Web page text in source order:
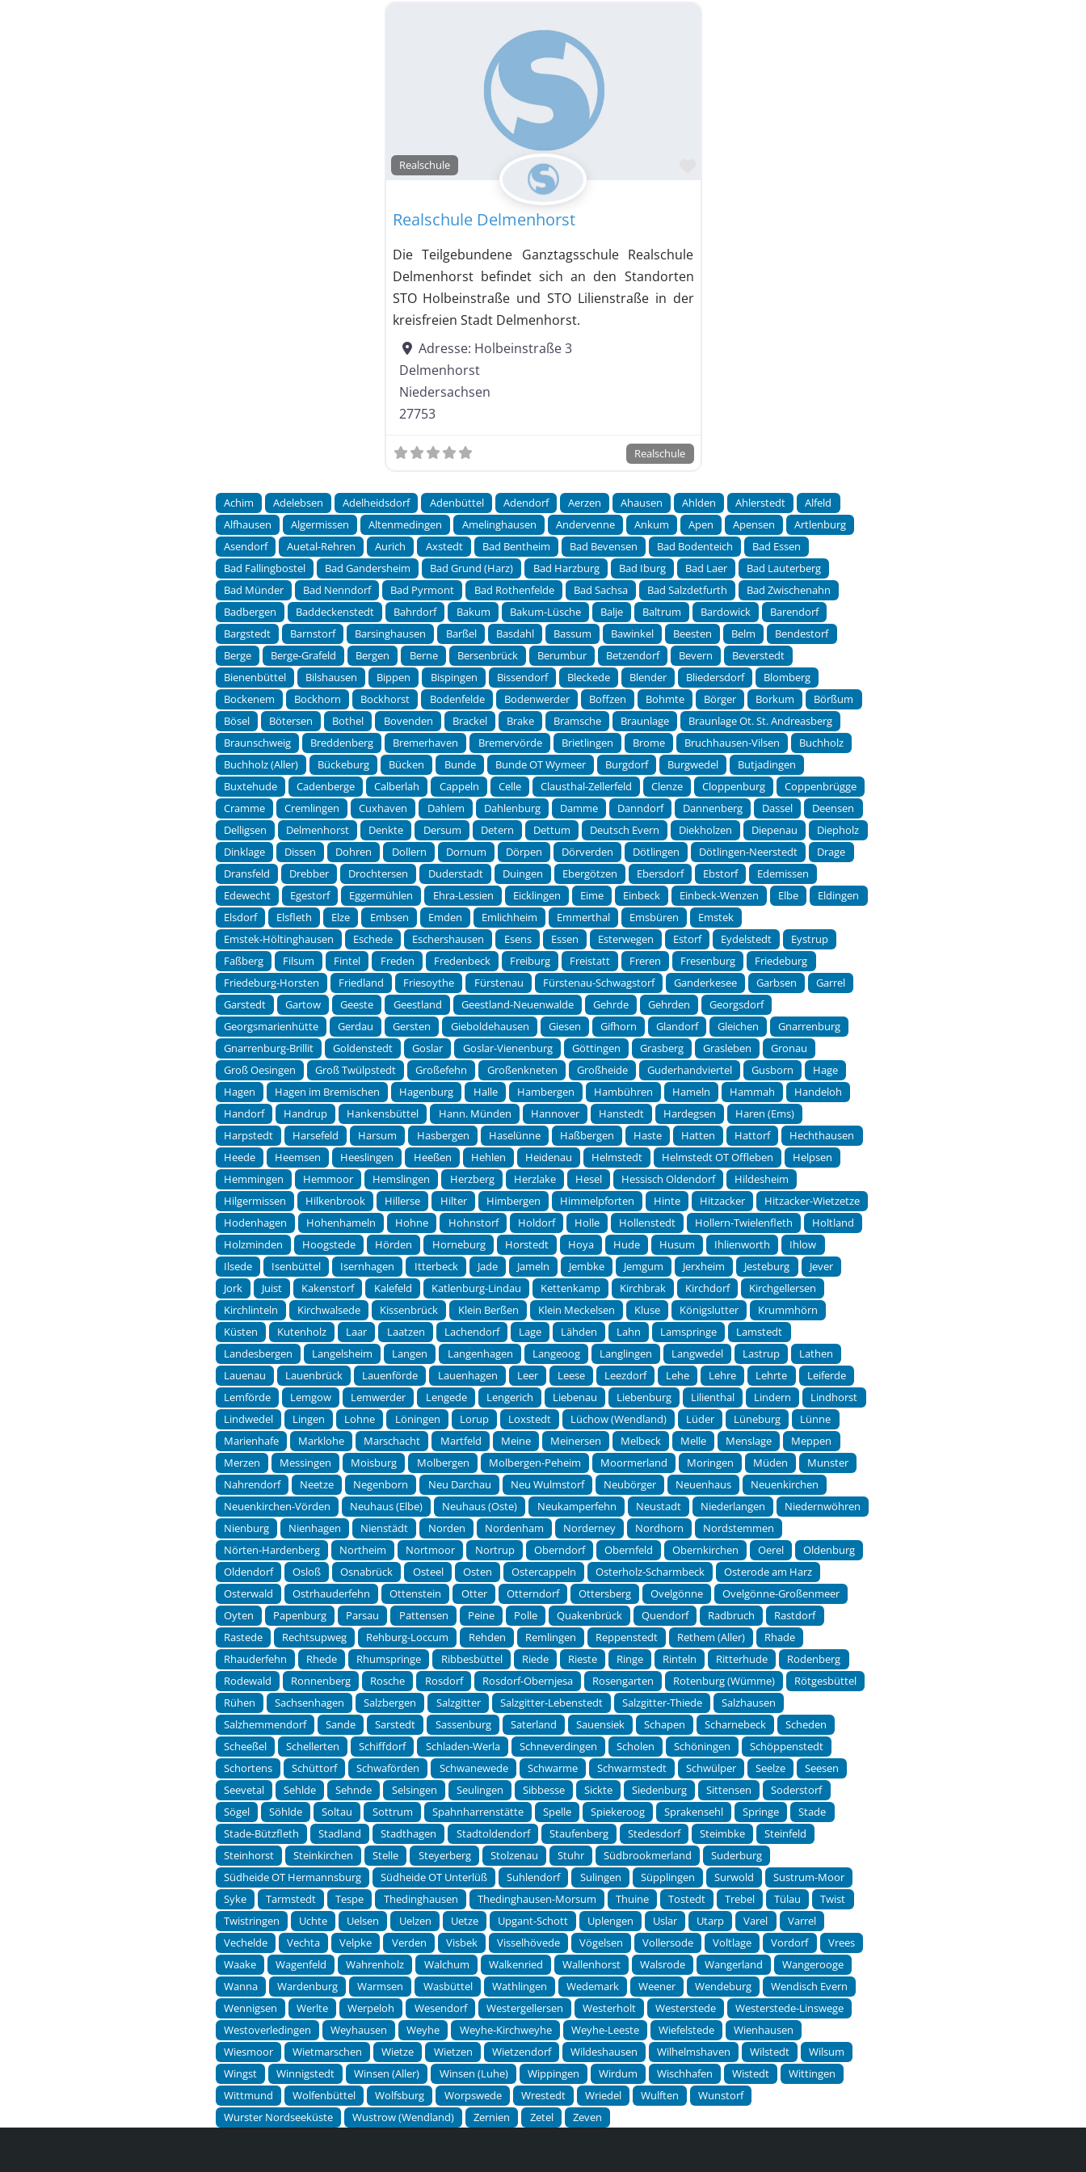
Realschule
Realschule Delmenhorst
Die Teilgebundene Ganztagsschule Realschule
Delmenhorst befindet sich an den Standorten
STO Holbeinstraße und STO Lilienstraße in der
kreisfreien Stadt Delmenhorst.
Adresse: Holbeinstraße 3
Delmenhorst
Niedersachsen
27753
Realschule
Achim Adelebsen Adelheidsdorf Adenbüttel Adendorf Aerzen Ahausen Ahlden Ahlerstedt
Alfeld
Alfhausen
Algermissen Altenmedingen Amelinghausen Andervenne Ankum Apen Apensen
Artlenburg
Asendorf
Auetal-Rehren Aurich Axstedt Bad Bentheim Bad Bevensen Bad Bodenteich
Bad Essen
Bad Fallingbostel
Bad Gandersheim Bad Grund (Harz) Bad Harzburg Bad Iburg Bad Laer
Bad Lauterberg
Bad Münder
Bad Nenndorf Bad Pyrmont Bad Rothenfelde Bad Sachsa Bad Salzdetfurth
Bad Zwischenahn
Badbergen
Baddeckenstedt Bahrdorf Bakum Bakum-Lüsche Balje Baltrum Bardowick
Barendorf
Bargstedt
Barnstorf Barsinghausen Barßel Basdahl Bassum Bawinkel Beesten Belm
Bendestorf
Berge
Berge-Grafeld Bergen Berne Bersenbrück Berumbur Betzendorf Bevern
Beverstedt
Bienenbüttel
Bilshausen Bippen Bispingen Bissendorf Bleckede Blender Bliedersdorf
Blomberg
Bockenem
Bockhorn Bockhorst Bodenfelde Bodenwerder Boffzen Bohmte Börger Borkum
Börßum
Bösel
Bötersen Bothel Bovenden Brackel Brake Bramsche Braunlage
Braunlage Ot. St. Andreasberg
Braunschweig
Breddenberg Bremerhaven Bremervörde Brietlingen Brome Bruchhausen-Vilsen
Buchholz
Buchholz (Aller)
Bückeburg Bücken Bunde Bunde OT Wymeer Burgdorf Burgwedel
Butjadingen
Buxtehude
Cadenberge Calberlah Cappeln Celle Clausthal-Zellerfeld Clenze Cloppenburg
Coppenbrügge
Cramme
Cremlingen Cuxhaven Dahlem Dahlenburg Damme Danndorf Dannenberg Dassel
Deensen
Delligsen
Delmenhorst Denkte Dersum Detern Dettum Deutsch Evern Diekholzen Diepenau
Diepholz
Dinklage
Dissen Dohren Dollern Dornum Dörpen Dörverden Dötlingen Dötlingen-Neerstedt
Drage
Dransfeld
Drebber Drochtersen Duderstadt Duingen Ebergötzen Ebersdorf Ebstorf
Edemissen
Edewecht
Egestorf Eggermühlen Ehra-Lessien Eicklingen Eime Einbeck Einbeck-Wenzen Elbe
Eldingen
Elsdorf
Elsfleth Elze Embsen Emden Emlichheim Emmerthal Emsbüren
Emstek
Emstek-Höltinghausen
Eschede Eschershausen Esens Essen Esterwegen Estorf Eydelstedt
Eystrup
Faßberg
Filsum Fintel Freden Fredenbeck Freiburg Freistatt Freren Fresenburg
Friedeburg
Friedeburg-Horsten
Friedland Friesoythe Fürstenau Fürstenau-Schwagstorf Ganderkesee Garbsen
Garrel
Garstedt
Gartow Geeste Geestland Geestland-Neuenwalde Gehrde Gehrden
Georgsdorf
Georgsmarienhütte
Gerdau Gersten Gieboldehausen Giesen Gifhorn Glandorf Gleichen
Gnarrenburg
Gnarrenburg-Brillit
Goldenstedt Goslar Goslar-Vienenburg Göttingen Grasberg Grasleben
Gronau
Groß Oesingen
Groß Twülpstedt Großefehn Großenkneten Großheide Guderhandviertel Gusborn
Hage
Hagen
Hagen im Bremischen Hagenburg Halle Hambergen Hambühren Hameln Hammah
Handeloh
Handorf
Handrup Hankensbüttel Hann. Münden Hannover Hanstedt Hardegsen
Haren (Ems)
Harpstedt
Harsefeld Harsum Hasbergen Haselünne Haßbergen Haste Hatten Hattorf
Hechthausen
Heede
Heemsen Heeslingen Heeßen Hehlen Heidenau Helmstedt Helmstedt OT Offleben
Helpsen
Hemmingen
Hemmoor Hemslingen Herzberg Herzlake Hesel Hessisch Oldendorf
Hildesheim
Hilgermissen
Hilkenbrook Hillerse Hilter Himbergen Himmelpforten Hinte Hitzacker
Hitzacker-Wietzetze
Hodenhagen
Hohenhameln Hohne Hohnstorf Holdorf Holle Hollenstedt Hollern-Twielenfleth
Holtland
Holzminden
Hoogstede Hörden Horneburg Horstedt Hoya Hude Husum Ihlienworth
Ihlow
Ilsede
Isenbüttel Isernhagen Itterbeck Jade Jameln Jembke Jemgum Jerxheim Jesteburg
Jever
Jork
Juist Kakenstorf Kalefeld Katlenburg-Lindau Kettenkamp Kirchbrak Kirchdorf
Kirchgellersen
Kirchlinteln
Kirchwalsede Kissenbrück Klein Berßen Klein Meckelsen Kluse Königslutter
Krummhörn
Küsten
Kutenholz Laar Laatzen Lachendorf Lage Lähden Lahn Lamspringe
Lamstedt
Landesbergen
Langelsheim Langen Langenhagen Langeoog Langlingen Langwedel Lastrup
Lathen
Lauenau
Lauenbrück Lauenförde Lauenhagen Leer Leese Leezdorf Lehe Lehre Lehrte
Leiferde
Lemförde
Lemgow Lemwerder Lengede Lengerich Liebenau Liebenburg Lilienthal Lindern
Lindhorst
Lindwedel
Lingen Lohne Löningen Lorup Loxstedt Lüchow (Wendland) Lüder Lüneburg
Lünne
Marienhafe
Marklohe Marschacht Martfeld Meine Meinersen Melbeck Melle Menslage
Meppen
Merzen
Messingen Moisburg Molbergen Molbergen-Peheim Moormerland Moringen Müden
Munster
Nahrendorf
Neetze Negenborn Neu Darchau Neu Wulmstorf Neubörger Neuenhaus
Neuenkirchen
Neuenkirchen-Vörden
Neuhaus (Elbe) Neuhaus (Oste) Neukamperfehn Neustadt Niederlangen
Niedernwöhren
Nienburg
Nienhagen Nienstädt Norden Nordenham Norderney Nordhorn
Nordstemmen
Nörten-Hardenberg
Northeim Nortmoor Nortrup Oberndorf Obernfeld Obernkirchen Oerel
Oldenburg
Oldendorf
Osloß Osnabrück Osteel Osten Ostercappeln Osterholz-Scharmbeck
Osterode am Harz
Osterwald
Ostrhauderfehn Ottenstein Otter Otterndorf Ottersberg Ovelgönne
Ovelgönne-Großenmeer
Oyten
Papenburg Parsau Pattensen Peine Polle Quakenbrück Quendorf Radbruch
Rastdorf
Rastede
Rechtsupweg Rehburg-Loccum Rehden Remlingen Reppenstedt Rethem (Aller)
Rhade
Rhauderfehn
Rhede Rhumspringe Ribbesbüttel Riede Rieste Ringe Rinteln Ritterhude
Rodenberg
Rodewald
Ronnenberg Rosche Rosdorf Rosdorf-Obernjesa Rosengarten Rotenburg (Wümme)
Rötgesbüttel
Rühen
Sachsenhagen Salzbergen Salzgitter Salzgitter-Lebenstedt Salzgitter-Thiede
Salzhausen
Salzhemmendorf
Sande Sarstedt Sassenburg Saterland Sauensiek Schapen Scharnebeck
Scheden
Scheeßel
Schellerten Schiffdorf Schladen-Werla Schneverdingen Scholen Schöningen
Schöppenstedt
Schortens
Schüttorf Schwaförden Schwanewede Schwarme Schwarmstedt Schwülper Seelze
Seesen
Seevetal
Sehlde Sehnde Selsingen Seulingen Sibbesse Sickte Siedenburg Sittensen
Soderstorf
Sögel
Söhlde Soltau Sottrum Spahnharrenstätte Spelle Spiekeroog Sprakensehl Springe
Stade
Stade-Bützfleth
Stadland Stadthagen Stadtoldendorf Staufenberg Stedesdorf Steimbke
Steinfeld
Steinhorst
Steinkirchen Stelle Steyerberg Stolzenau Stuhr Südbrookmerland
Suderburg
Südheide OT Hermannsburg
Südheide OT Unterlüß Suhlendorf Sulingen Süpplingen Surwold
Sustrum-Moor
Syke
Tarmstedt Tespe Thedinghausen Thedinghausen-Morsum Thuine Tostedt Trebel Tülau
Twist
Twistringen
Uchte Uelsen Uelzen Uetze Upgant-Schott Uplengen Uslar Utarp Varel
Varrel
Vechelde
Vechta Velpke Verden Visbek Visselhövede Vögelsen Vollersode Voltlage Vordorf
Vrees
Waake
Wagenfeld Wahrenholz Walchum Walkenried Wallenhorst Walsrode Wangerland
Wangerooge
Wanna
Wardenburg Warmsen Wasbüttel Wathlingen Wedemark Weener Wendeburg
Wendisch Evern
Wennigsen
Werlte Werpeloh Wesendorf Westergellersen Westerholt Westerstede
Westerstede-Linswege
Westoverledingen
Weyhausen Weyhe Weyhe-Kirchweyhe Weyhe-Leeste Wiefelstede
Wienhausen
Wiesmoor
Wietmarschen Wietze Wietzen Wietzendorf Wildeshausen Wilhelmshaven Wilstedt
Wilsum
Wingst
Winnigstedt Winsen (Aller) Winsen (Luhe) Wippingen Wirdum Wischhafen Wistedt
Wittingen
Wittmund
Wolfenbüttel Wolfsburg Worpswede Wrestedt Wriedel Wulften
Wunstorf
Wurster Nordseeküste
Wustrow (Wendland) Zernien Zetel Zeven